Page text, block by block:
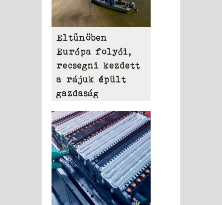
Eltűnőben
Európa folyói,
recsegni kezdett
a rájuk épült
gazdaság